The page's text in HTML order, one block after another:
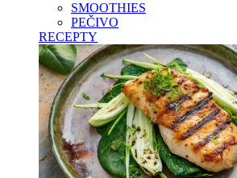
SMOOTHIES
PEČIVO
RECEPTY